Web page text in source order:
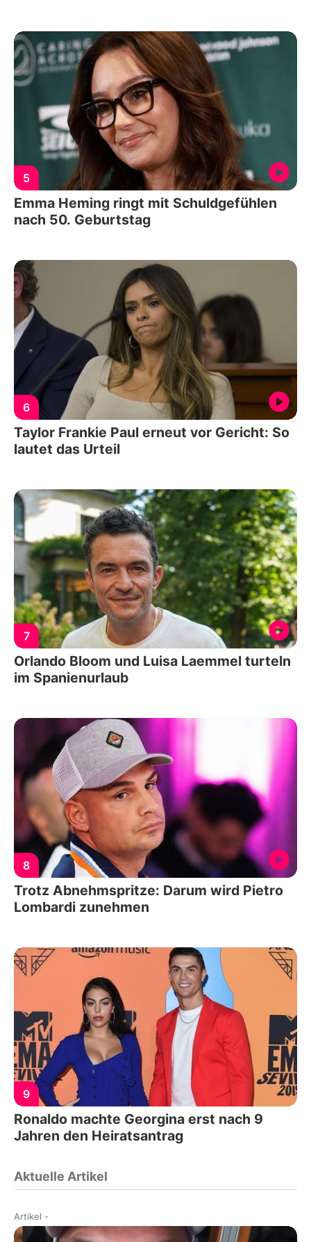
5
Emma Heming ringt mit Schuldgefühlen
nach 50. Geburtstag
6
Taylor Frankie Paul erneut vor Gericht: So
lautet das Urteil
7
Orlando Bloom und Luisa Laemmel turteln
im Spanienurlaub
8
Trotz Abnehmspritze: Darum wird Pietro
Lombardi zunehmen
9
Ronaldo machte Georgina erst nach 9
Jahren den Heiratsantrag
Aktuelle Artikel
Artikel -